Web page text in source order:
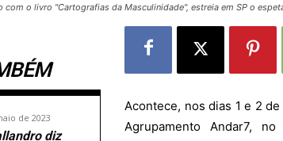
com o livro "Cartografias da Masculinidade", estreia em SP o
de 2023
diz
Acontece, nos dias 1 e 2
Agrupamento Andar7,